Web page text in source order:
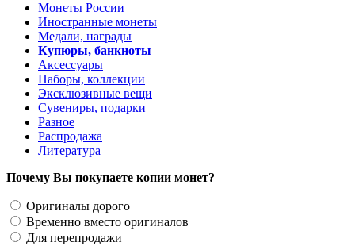
Монеты России
Иностранные монеты
Медали, награды
Купюры, банкноты
Аксессуары
Наборы, коллекции
Эксклюзивные вещи
Сувениры, подарки
Разное
Распродажа
Литература
Почему Вы покупаете копии монет?
Оригиналы дорого
Временно вместо оригиналов
Для перепродажи